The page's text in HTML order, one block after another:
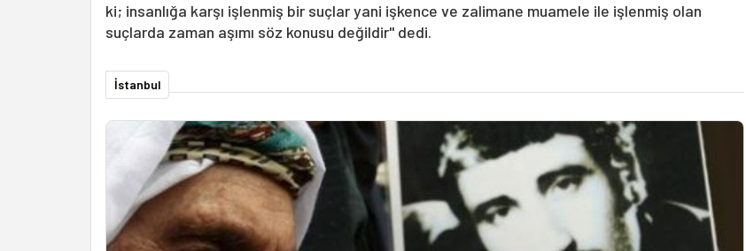
ki; insanlığa karşı işlenmiş bir suçlar yani işkence ve zalimane muamele ile işlenmiş olan
suçlarda zaman aşımı söz konusu değildir" dedi.
İstanbul